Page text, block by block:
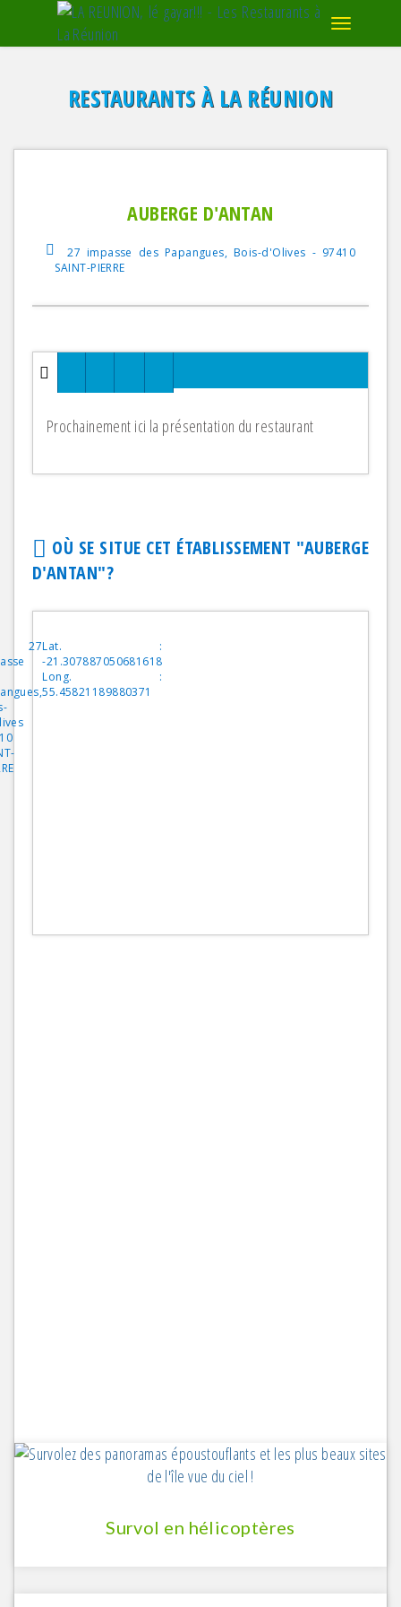
RESTAURANTS À LA RÉUNION
AUBERGE D'ANTAN
27 impasse des Papangues, Bois-d'Olives - 97410
SAINT-PIERRE
Prochainement ici la présentation du restaurant
OÙ SE SITUE CET ÉTABLISSEMENT "AUBERGE
D'ANTAN"?
Lat. :
-21.307887050681618
Long. :
55.45821189880371
Survol en hélicoptères